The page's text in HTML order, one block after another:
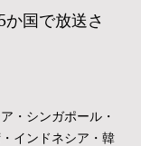
国で放送さ
・シンガポール・
インドネシア・韓